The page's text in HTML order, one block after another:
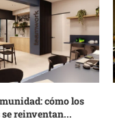
cómo los
reinventan...